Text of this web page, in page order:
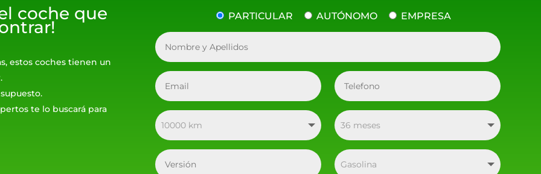
coche que
estos coches tienen un
te lo buscará para
PARTICULAR AUTÓNOMO EMPRESA